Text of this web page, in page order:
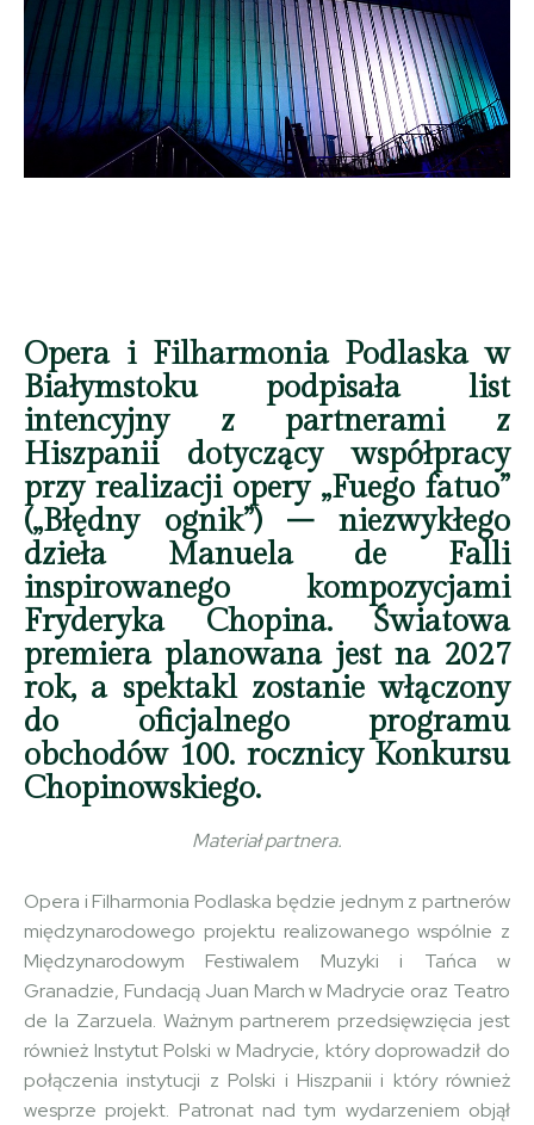
Opera i Filharmonia Podlaska w
Białymstoku podpisała list
intencyjny z partnerami z
Hiszpanii dotyczący współpracy
przy realizacji opery „Fuego fatuo”
(„Błędny ognik”) – niezwykłego
dzieła Manuela de Falli
inspirowanego kompozycjami
Fryderyka Chopina. Światowa
premiera planowana jest na 2027
rok, a spektakl zostanie włączony
do oficjalnego programu
obchodów 100. rocznicy Konkursu
Chopinowskiego.
Materiał partnera.
Opera i Filharmonia Podlaska będzie jednym z partnerów
międzynarodowego projektu realizowanego wspólnie z
Międzynarodowym Festiwalem Muzyki i Tańca w
Granadzie, Fundacją Juan March w Madrycie oraz Teatro
de la Zarzuela. Ważnym partnerem przedsięwzięcia jest
również Instytut Polski w Madrycie, który doprowadził do
połączenia instytucji z Polski i Hiszpanii i który również
wesprze projekt. Patronat nad tym wydarzeniem objął